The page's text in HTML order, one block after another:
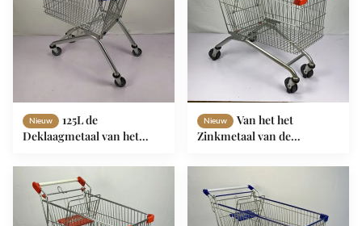
Nieuw
125L de
Deklaagmetaal van het
het Boodschappenwagentje
van de Karretjesupermarkt
Nieuw
Van het het
Zinkmetaal van de
Boodschappenwagentje210l
Europese Stijl